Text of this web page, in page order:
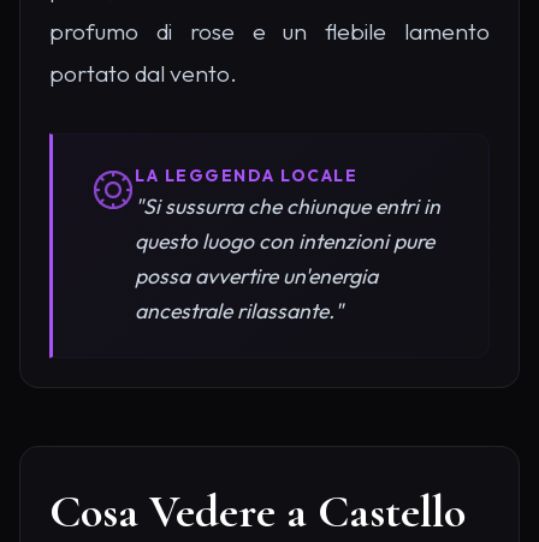
profumo di rose e un flebile lamento
portato dal vento.
LA LEGGENDA LOCALE
"Si sussurra che chiunque entri in
questo luogo con intenzioni pure
possa avvertire un'energia
ancestrale rilassante."
Cosa Vedere a Castello